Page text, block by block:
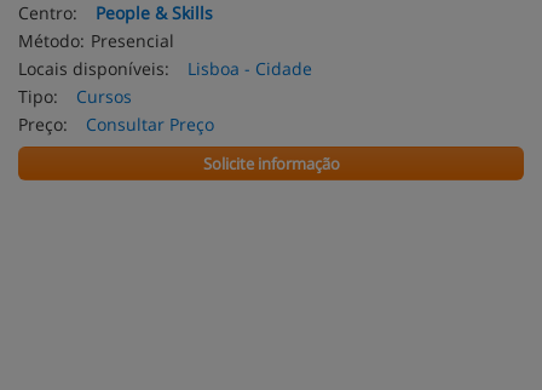
Centro:
People & Skills
Método: Presencial
Locais disponíveis:
Lisboa - Cidade
Tipo:
Cursos
Preço:
Consultar Preço
Solicite informação